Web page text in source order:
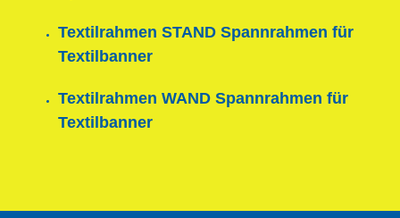
Textilrahmen STAND Spannrahmen für
Textilbanner
Textilrahmen WAND Spannrahmen für
Textilbanner